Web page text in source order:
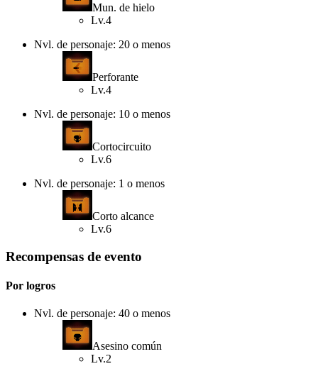
Mun. de hielo
Lv.4
Nvl. de personaje: 20 o menos
Perforante
Lv.4
Nvl. de personaje: 10 o menos
Cortocircuito
Lv.6
Nvl. de personaje: 1 o menos
Corto alcance
Lv.6
Recompensas de evento
Por logros
Nvl. de personaje: 40 o menos
Asesino común
Lv.2